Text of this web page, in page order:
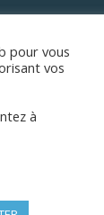
pour vous
vos
à